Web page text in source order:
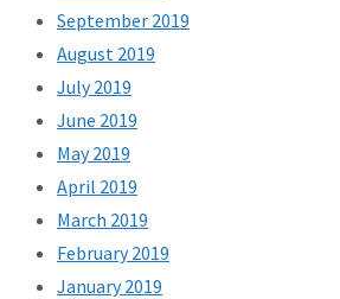
September 2019
August 2019
July 2019
June 2019
May 2019
April 2019
March 2019
February 2019
January 2019